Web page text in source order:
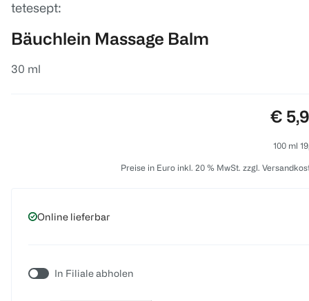
tetesept:
Bäuchlein Massage Balm
30 ml
€
100 ml
Preise in Euro inkl. 20 % MwSt. zzgl.
Online lieferbar
In Filiale abholen